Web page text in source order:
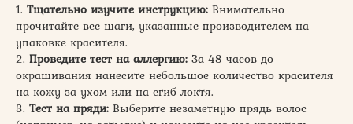
1. Тщательно изучите инструкцию: Внимательно
прочитайте все шаги, указанные производителем на
упаковке красителя.
2. Проведите тест на аллергию: За 48 часов до
окрашивания нанесите небольшое количество красителя
на кожу за ухом или на сгиб локтя.
3. Тест на пряди: Выберите незаметную прядь волос